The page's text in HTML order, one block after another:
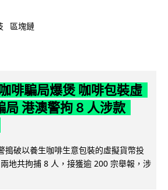
區塊鏈
啡騙局爆煲 咖啡包裝虛
局 港澳警拘 8 人涉款
搗破以養生咖啡生意包裝的虛擬貨幣投
地共拘捕 8 人，接獲逾 200 宗舉報，涉